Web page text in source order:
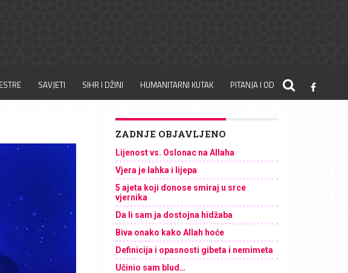
SAVJETI SIHR I DŽINI HUMANITARNI KUTAK PITANJA I ODGOVORI
ZADNJE OBJAVLJENO
Lijenost vs. Oslonac na Allaha
Vjera je lahka i lijepa
5 ajeta koji donose smiraj u srce
vjernika
Da li sam ja dostojna hidžaba
Biva onako kako Allah hoće
Definicija i opasnosti gibeta i nemimeta
Učinio sam blud…